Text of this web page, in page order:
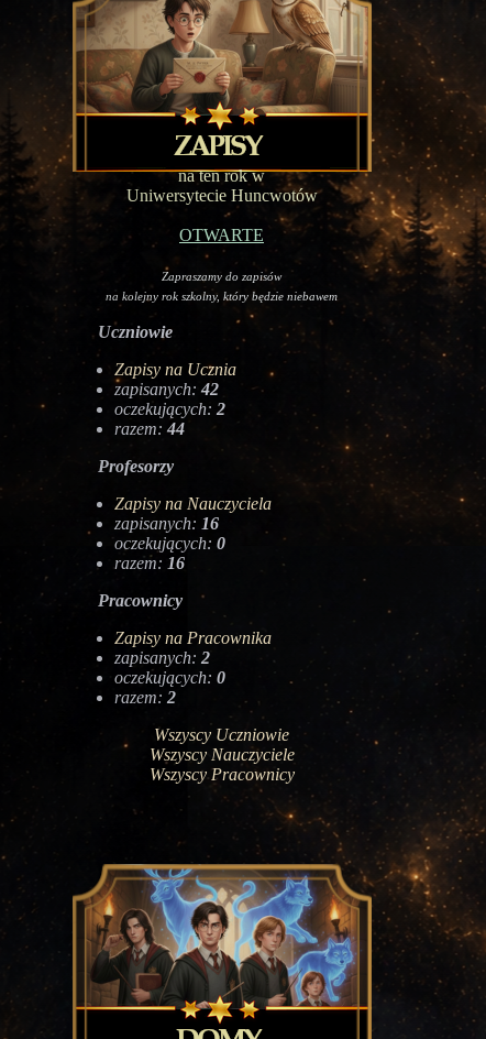
na ten rok w
Uniwersytecie Huncwotów
OTWARTE
Zapraszamy do zapisów
na kolejny rok szkolny, który będzie niebawem
Uczniowie
Zapisy na Ucznia
zapisanych: 42
oczekujących: 2
razem: 44
Profesorzy
Zapisy na Nauczyciela
zapisanych: 16
oczekujących: 0
razem: 16
Pracownicy
Zapisy na Pracownika
zapisanych: 2
oczekujących: 0
razem: 2
Wszyscy Uczniowie
Wszyscy Nauczyciele
Wszyscy Pracownicy